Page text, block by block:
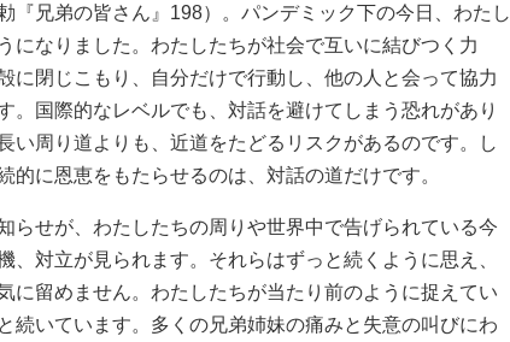
『兄弟の皆さん』198）。パンデミック下の今日、わたし
になりました。わたしたちが社会で互いに結びつく力
に閉じこもり、自分だけで行動し、他の人と会って協力
。国際的なレベルでも、対話を避けてしまう恐れがあり
い周り道よりも、近道をたどるリスクがあるのです。し
に恩恵をもたらせるのは、対話の道だけです。
せが、わたしたちの周りや世界中で告げられている今
、対立が見られます。それらはずっと続くように思え、
に留めません。わたしたちが当たり前のように捉えてい
続いています。多くの兄弟姉妹の痛みと失意の叫びにわ